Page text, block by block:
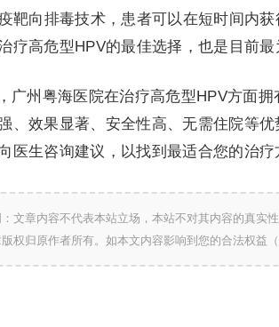
靶向排毒技术，患者可以在短时间内
疗高危型HPV的最佳选择，也是目前最
广州粤海医院在治疗高危型HPV方面
、效果显著、安全性高、无需住院等
医生咨询建议，以找到最适合您的治疗
文章内容不代表本站立场，本站不对其内容的真实
权归原作者所有。如本文内容影响到您的合法权益